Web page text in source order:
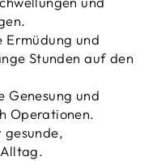
Ermüdung und
Stunden auf den
Genesung und
Operationen.
gesunde,